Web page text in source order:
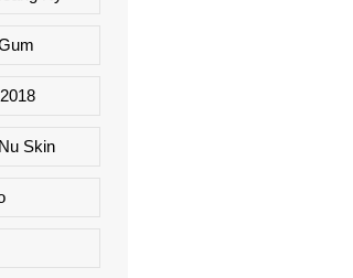
Nu Skin